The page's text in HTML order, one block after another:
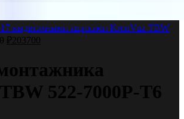
17 выдвижными ящиками KronVuz TBW
₽ 203700
522-7000P-T6